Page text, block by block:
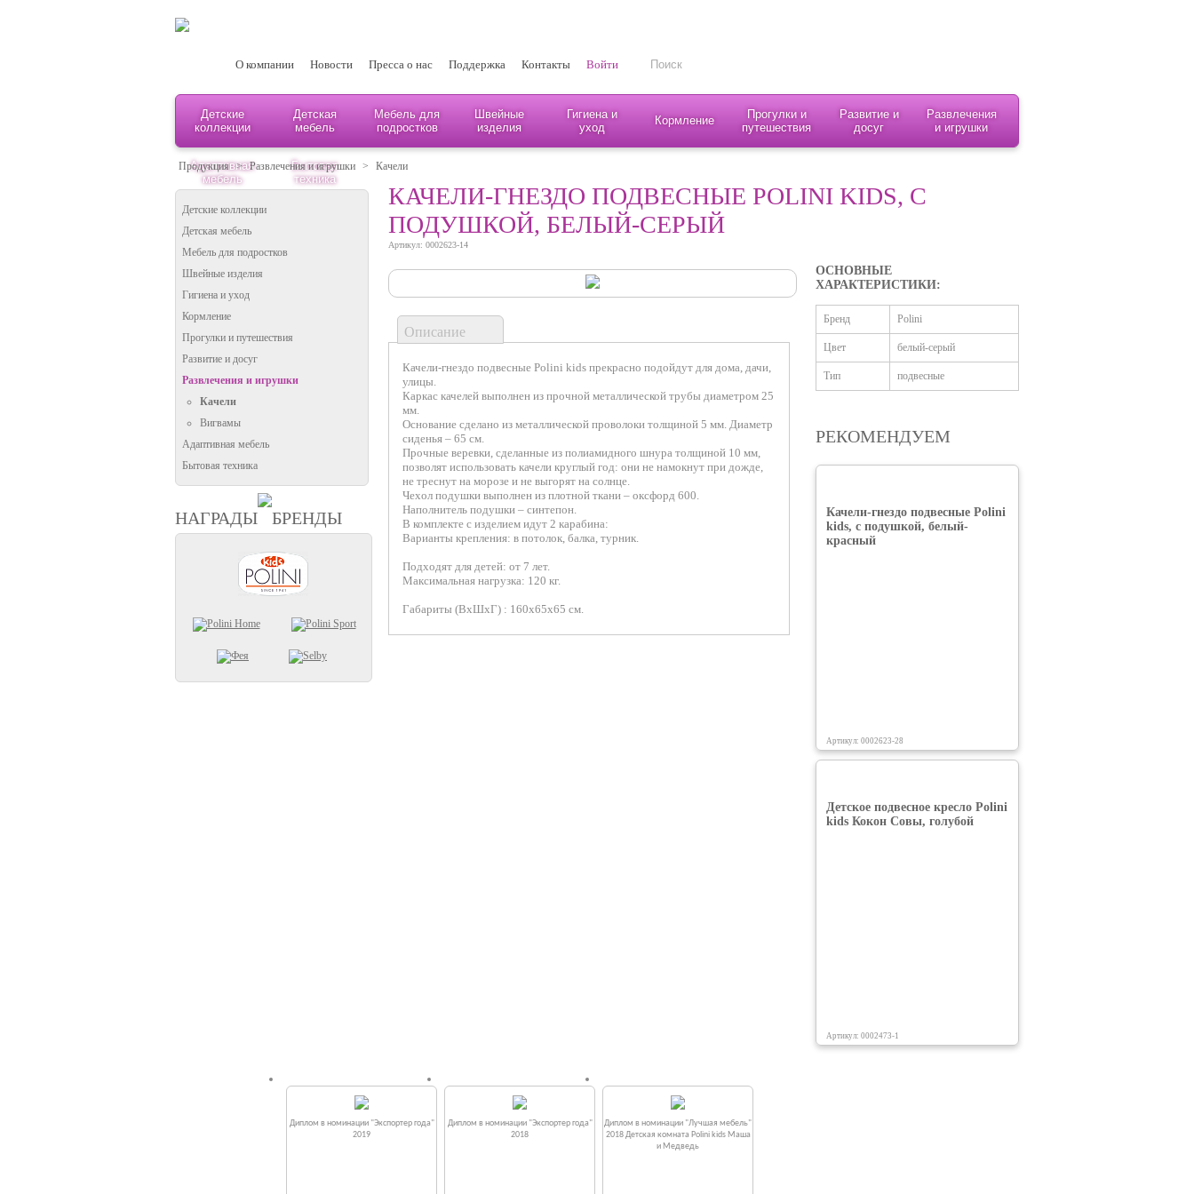
О компании Новости Пресса о нас Поддержка Контакты Войти
Детские
коллекции
Детская
мебель
Мебель для
подростков
Швейные
изделия
Гигиена и
уход
Кормление
Прогулки и
путешествия
Развитие и
досуг
Развлечения
и игрушки
Адаптивная
мебель
Бытовая
техника
Продукция > Развлечения и игрушки > Качели
Детские коллекции
Детская мебель
Мебель для подростков
Швейные изделия
Гигиена и уход
Кормление
Прогулки и путешествия
Развитие и досуг
Развлечения и игрушки
Качели
Вигвамы
Адаптивная мебель
Бытовая техника
НАГРАДЫ БРЕНДЫ
КАЧЕЛИ-ГНЕЗДО ПОДВЕСНЫЕ POLINI KIDS, С
ПОДУШКОЙ, БЕЛЫЙ-СЕРЫЙ
Артикул: 0002623-14
Описание
Качели-гнездо подвесные Polini kids прекрасно подойдут для дома, дачи,
улицы.
Каркас качелей выполнен из прочной металлической трубы диаметром 25
мм.
Основание сделано из металлической проволоки толщиной 5 мм. Диаметр
сиденья – 65 см.
Прочные веревки, сделанные из полиамидного шнура толщиной 10 мм,
позволят использовать качели круглый год: они не намокнут при дожде,
не треснут на морозе и не выгорят на солнце.
Чехол подушки выполнен из плотной ткани – оксфорд 600.
Наполнитель подушки – синтепон.
В комплекте с изделием идут 2 карабина:
Варианты крепления: в потолок, балка, турник.
Подходят для детей: от 7 лет.
Максимальная нагрузка: 120 кг.
Габариты (ВхШхГ) : 160х65х65 см.
ОСНОВНЫЕ
ХАРАКТЕРИСТИКИ:
Бренд Polini
Цвет белый-серый
Тип подвесные
РЕКОМЕНДУЕМ
Качели-гнездо подвесные Polini
kids, с подушкой, белый-
красный
Артикул: 0002623-28
Детское подвесное кресло Polini
kids Кокон Совы, голубой
Артикул: 0002473-1
Диплом в номинации "Экспортер года"
2019
Диплом в номинации "Экспортер года"
2018
Диплом в номинации "Лучшая мебель"
2018 Детская комната Polini kids Маша
и Медведь